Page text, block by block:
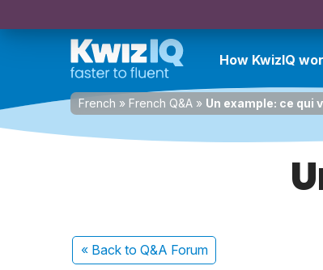
How KwizIQ
French » French Q&A » Un example: ce qui
« Back to Q&A Forum